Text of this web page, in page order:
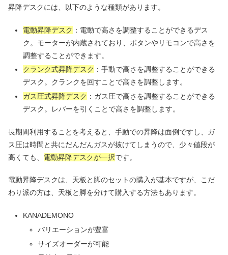
昇降デスクには、以下のような種類があります。
電動昇降デスク ：電動で高さを調整することができるデス
ク。モーターが内蔵されており、ボタンやリモコンで高さを
調整することができます。
クランク式昇降デスク ：手動で高さを調整することができる
デスク。クランクを回すことで高さを調整します。
ガス圧式昇降デスク ：ガス圧で高さを調整することができる
デスク。レバーを引くことで高さを調整します。
長期間利用することを考えると、手動での昇降は面倒ですし、ガ
ス圧は時間と共にだんだんガスが抜けてしまうので、少々値段が
高くても、 電動昇降デスクが一択です。
電動昇降デスクは、天板と脚のセットの購入が基本ですが、こだ
わり派の方は、天板と脚を分けて購入する方法もあります。
KANADEMONO
バリエーションが豊富
サイズオーダーが可能